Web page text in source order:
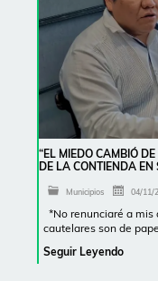
“EL MIEDO CAMBIÓ
DE LA CONTIENDA
Municipios 04/11/
*No renunciaré a mis
cautelares son de
Seguir Leyendo